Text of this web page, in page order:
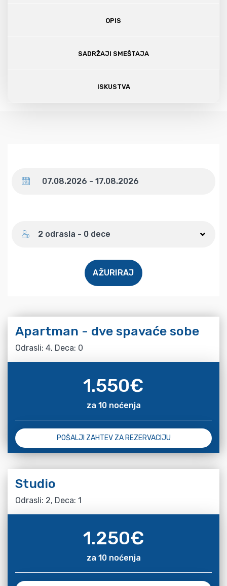
OPIS
SADRŽAJI SMEŠTAJA
ISKUSTVA
2 odrasla - 0 dece
AŽURIRAJ
Apartman - dve spavaće sobe
Odrasli: 4, Deca: 0
1.550€
za 10 noćenja
POŠALJI ZAHTEV ZA REZERVACIJU
Studio
Odrasli: 2, Deca: 1
1.250€
za 10 noćenja